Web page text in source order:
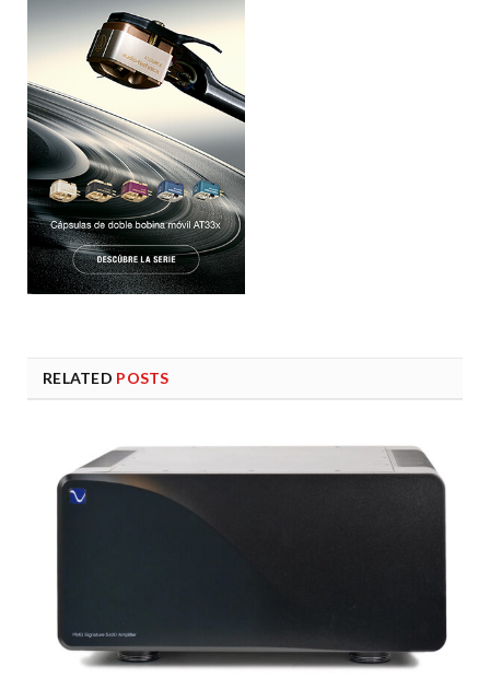
RELATED POSTS